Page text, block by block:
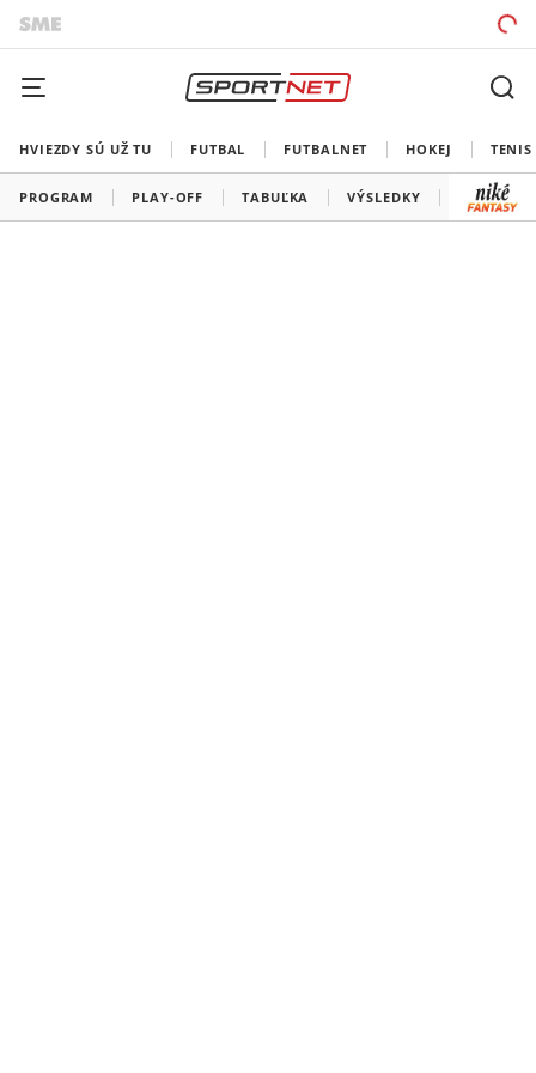
HVIEZDY SÚ UŽ TU FUTBAL FUTBALNET HOKEJ TENIS
PROGRAM PLAY-OFF TABUĽKA VÝSLEDKY ŠK